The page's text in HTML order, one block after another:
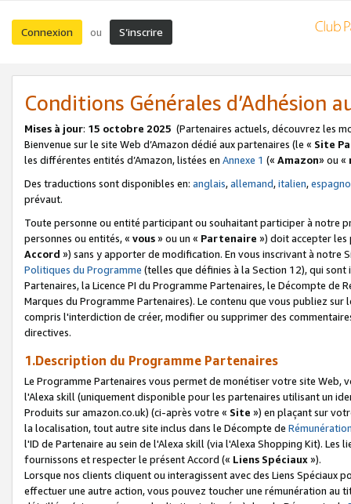
Connexion ou S’inscrire
Conditions Générales d’Adhésion
Mises à jour: 15 octobre 2025 (Partenaires actuels, découvrez les
Bienvenue sur le site Web d’Amazon dédié aux partenaires (le « Site
les différentes entités d’Amazon, listées en Annexe 1 (« Amazon» ou «
Des traductions sont disponibles en: anglais,allemand,italien,
prévaut.
Toute personne ou entité participant ou souhaitant participer à notre
personnes ou entités, « vous» ou un « Partenaire ») doit accepter les
Accord ») sans y apporter de modification. En vous inscrivant à notre
Politiques du Programme (telles que définies à la Section 12), qui
Partenaires, la Licence PI du Programme Partenaires, le Décompte de
Marques du Programme Partenaires). Le contenu que vous publiez
compris l'interdiction de créer, modifier ou supprimer des
directives.
1.Description du Programme Partenaires
Le Programme Partenaires vous permet de monétiser votre site Web,
l'Alexa skill (uniquement disponible pour les partenaires utilisant un
Produits sur amazon.co.uk) (ci-après votre « Site ») en plaçant sur
la localisation, tout autre site inclus dans le Décompte de
l'ID de Partenaire au sein de l'Alexa skill (via l'Alexa Shopping Kit).
fournissons et respecter le présent Accord (« Liens Spéciaux»).
Lorsque nos clients cliquent ou interagissent avec des Liens Spéciaux
effectuer une autre action, vous pouvez toucher une rémunération